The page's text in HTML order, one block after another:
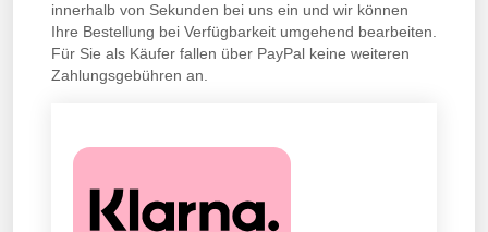
innerhalb von Sekunden bei uns ein und wir können
Ihre Bestellung bei Verfügbarkeit umgehend bearbeiten.
Für Sie als Käufer fallen über PayPal keine weiteren
Zahlungsgebühren an.